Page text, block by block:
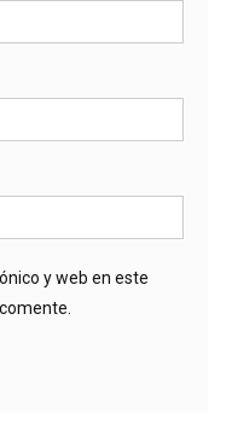
y web en este